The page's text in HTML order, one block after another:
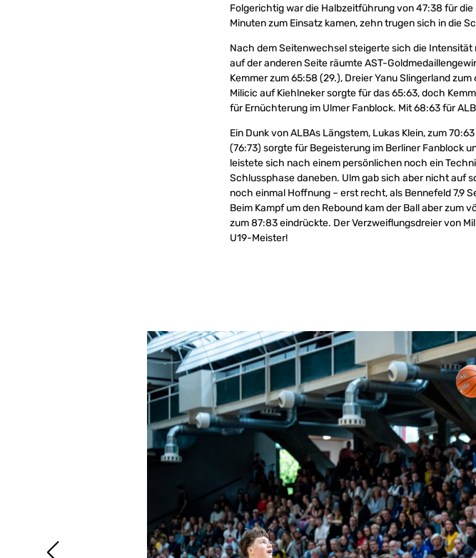
Folgerichtig war die Halbzeitführung von 47:38 für
Minuten zum Einsatz kamen, zehn trugen sich in die
Nach dem Seitenwechsel steigerte sich die
auf der anderen Seite räumte AST-
Kemmer zum 65:58 (29.), Dreier Yanu Slingerland
Milicic auf Kiehlneker sorgte für das 65:63, doch
für Ernüchterung im Ulmer Fanblock. Mit 68:63 für
Ein Dunk von ALBAs Längstem, Lukas Klein, zum
(76:73) sorgte für Begeisterung im Berliner Fanblock
leistete sich nach einem persönlichen noch ein
Schlussphase daneben. Ulm gab sich aber nicht auf
noch einmal Hoffnung – erst recht, als Bennefeld 7,9
Beim Kampf um den Rebound kam der Ball aber zum
zum 87:83 eindrückte. Der Verzweiflungsdreier von
U19-Meister!